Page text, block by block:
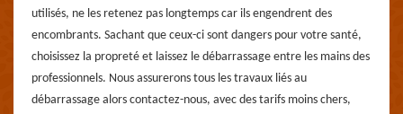
utilisés, ne les retenez pas longtemps car ils engendrent des
encombrants. Sachant que ceux-ci sont dangers pour votre santé,
choisissez la propreté et laissez le débarrassage entre les mains des
professionnels. Nous assurerons tous les travaux liés au
débarrassage alors contactez-nous, avec des tarifs moins chers,